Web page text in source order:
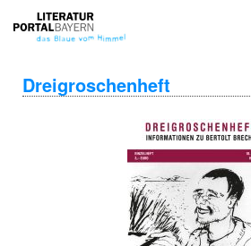
Dreigroschenheft